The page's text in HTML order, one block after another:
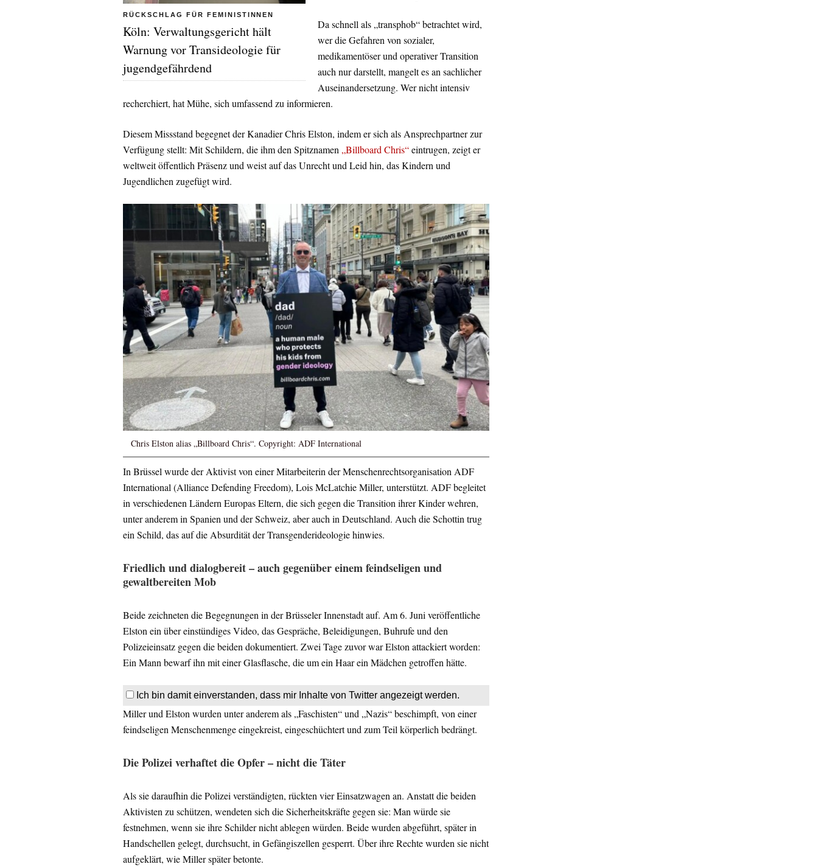
RÜCKSCHLAG FÜR FEMINISTINNEN
Köln: Verwaltungsgericht hält
Warnung vor Transideologie für
jugendgefährdend
Da schnell als „transphob“ betrachtet wird,
wer die Gefahren von sozialer,
medikamentöser und operativer Transition
auch nur darstellt, mangelt es an sachlicher
Auseinandersetzung. Wer nicht intensiv
recherchiert, hat Mühe, sich umfassend zu informieren.
Diesem Missstand begegnet der Kanadier Chris Elston, indem er sich als Ansprechpartner zur
Verfügung stellt: Mit Schildern, die ihm den Spitznamen „Billboard Chris“eintrugen, zeigt er
weltweit öffentlich Präsenz und weist auf das Unrecht und Leid hin, das Kindern und
Jugendlichen zugefügt wird.
Chris Elston alias „Billboard Chris“. Copyright: ADF International
In Brüssel wurde der Aktivist von einer Mitarbeiterin der Menschenrechtsorganisation ADF
International (Alliance Defending Freedom), Lois McLatchie Miller, unterstützt. ADF begleitet
in verschiedenen Ländern Europas Eltern, die sich gegen die Transition ihrer Kinder wehren,
unter anderem in Spanien und der Schweiz, aber auch in Deutschland. Auch die Schottin trug
ein Schild, das auf die Absurdität der Transgenderideologie hinwies.
Friedlich und dialogbereit – auch gegenüber einem feindseligen und
gewaltbereiten Mob
Beide zeichneten die Begegnungen in der Brüsseler Innenstadt auf. Am 6. Juni veröffentliche
Elston ein über einstündiges Video, das Gespräche, Beleidigungen, Buhrufe und den
Polizeieinsatz gegen die beiden dokumentiert. Zwei Tage zuvor war Elston attackiert worden:
Ein Mann bewarf ihn mit einer Glasflasche, die um ein Haar ein Mädchen getroffen hätte.
Ich bin damit einverstanden, dass mir Inhalte von Twitter angezeigt werden.
Miller und Elston wurden unter anderem als „Faschisten“ und „Nazis“ beschimpft, von einer
feindseligen Menschenmenge eingekreist, eingeschüchtert und zum Teil körperlich bedrängt.
Die Polizei verhaftet die Opfer – nicht die Täter
Als sie daraufhin die Polizei verständigten, rückten vier Einsatzwagen an. Anstatt die beiden
Aktivisten zu schützen, wendeten sich die Sicherheitskräfte gegen sie: Man würde sie
festnehmen, wenn sie ihre Schilder nicht ablegen würden. Beide wurden abgeführt, später in
Handschellen gelegt, durchsucht, in Gefängiszellen gesperrt. Über ihre Rechte wurden sie nicht
aufgeklärt, wie Miller später betonte.